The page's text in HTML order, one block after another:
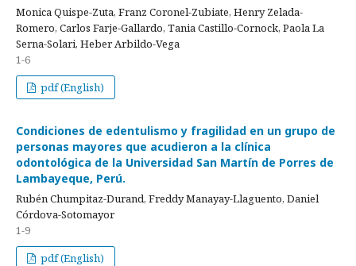
Monica Quispe-Zuta, Franz Coronel-Zubiate, Henry Zelada-
Romero, Carlos Farje-Gallardo, Tania Castillo-Cornock, Paola La
Serna-Solari, Heber Arbildo-Vega
1-6
pdf (English)
Condiciones de edentulismo y fragilidad en un grupo de
personas mayores que acudieron a la clínica
odontológica de la Universidad San Martín de Porres de
Lambayeque, Perú.
Rubén Chumpitaz-Durand, Freddy Manayay-Llaguento, Daniel
Córdova-Sotomayor
1-9
pdf (English)